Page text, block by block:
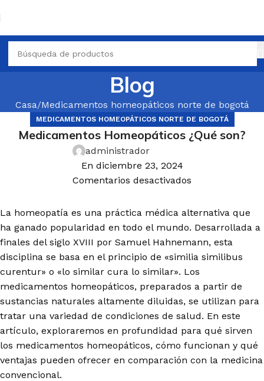
Blog
Casa Medicamentos homeopáticos norte de bogotá
MEDICAMENTOS HOMEOPÁTICOS NORTE DE BOGOTÁ
Medicamentos Homeopáticos ¿Qué son?
administrador
En diciembre 23, 2024
Comentarios desactivados
La homeopatía es una práctica médica alternativa que
ha ganado popularidad en todo el mundo. Desarrollada a
finales del siglo XVIII por Samuel Hahnemann, esta
disciplina se basa en el principio de «similia similibus
curentur» o «lo similar cura lo similar». Los
medicamentos homeopáticos, preparados a partir de
sustancias naturales altamente diluidas, se utilizan para
tratar una variedad de condiciones de salud. En este
artículo, exploraremos en profundidad para qué sirven
los medicamentos homeopáticos, cómo funcionan y qué
ventajas pueden ofrecer en comparación con la medicina
convencional.